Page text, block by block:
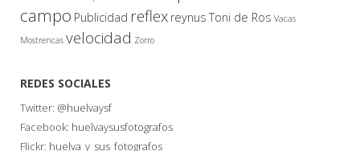
campo Publicidad reflex reynus Toni de Ros Vacas
Mostrencas velocidad Zorro
REDES SOCIALES
Twitter: @huelvaysf
Facebook: huelvaysusfotografos
Flickr: huelva_y_sus_fotografos